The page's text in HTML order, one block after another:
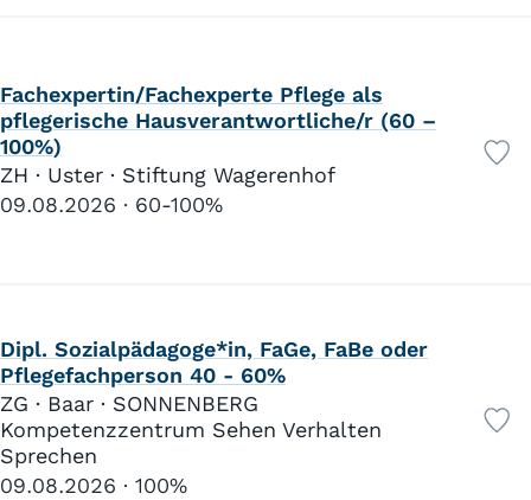
Fachexpertin/Fachexperte Pflege als
pflegerische Hausverantwortliche/r (60 –
100%)
ZH · Uster · Stiftung Wagerenhof
09.08.2026
60-100%
Dipl. Sozialpädagoge*in, FaGe, FaBe oder
Pflegefachperson 40 - 60%
ZG · Baar · SONNENBERG
Kompetenzzentrum Sehen Verhalten
Sprechen
09.08.2026
100%